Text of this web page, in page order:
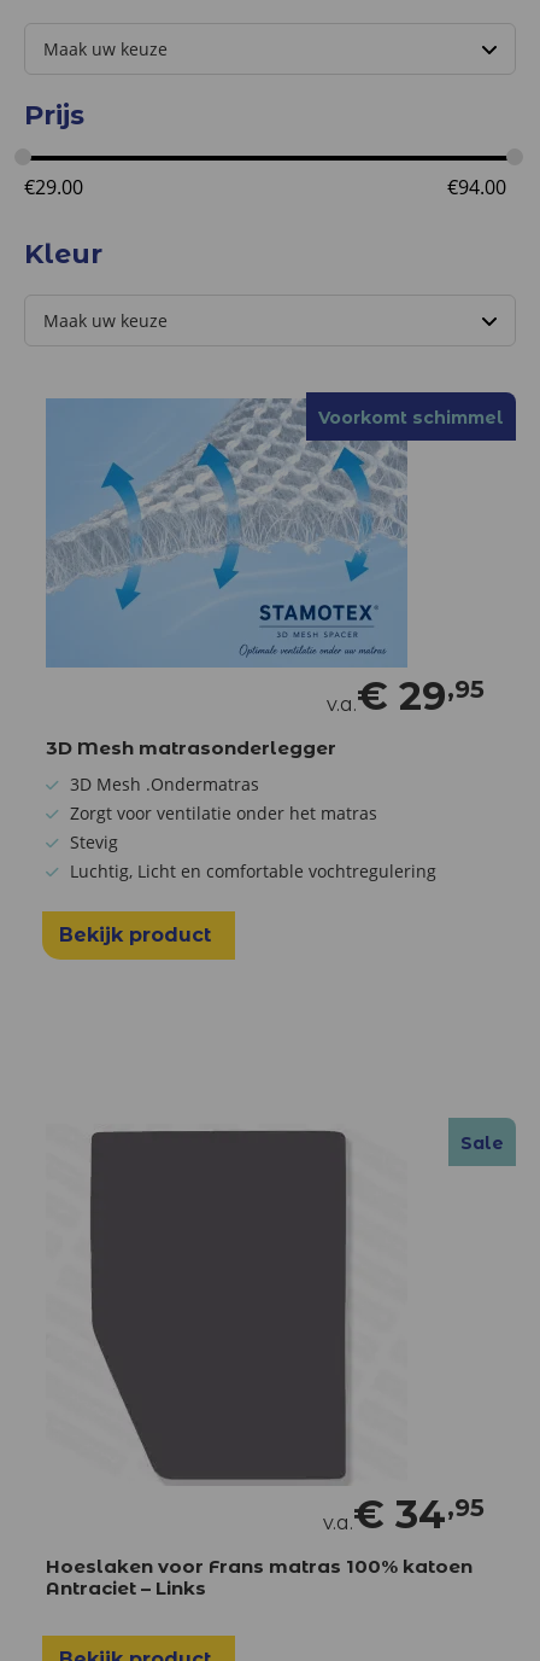
Prijs
€29.00 €94.00
Kleur
Voorkomt schimmel
v.a.€ 29,95
3D Mesh matrasonderlegger
3D Mesh .Ondermatras
Zorgt voor ventilatie onder het matras
Stevig
Luchtig, Licht en comfortable vochtregulering
Bekijk product
Sale
v.a.€ 34,95
Hoeslaken voor Frans matras 100% katoen
Antraciet – Links